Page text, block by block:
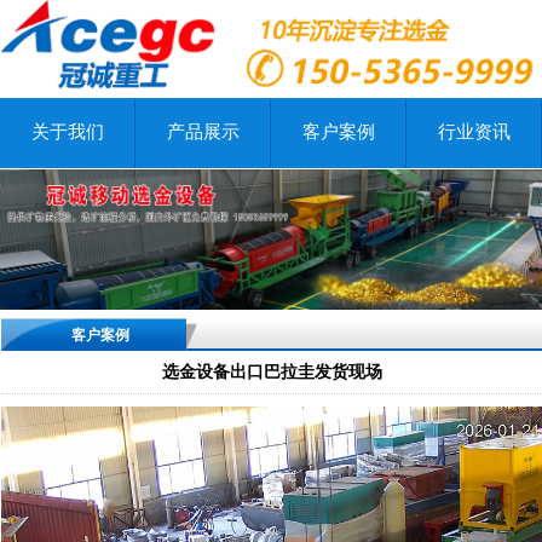
关于我们 产品展示 客户案例 行业资讯
客户案例
选金设备出口巴拉圭发货现场